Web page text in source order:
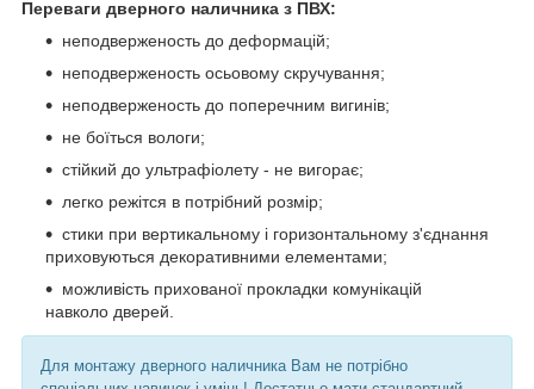
Переваги дверного наличника з ПВХ:
неподверженость до деформацій;
неподверженость осьовому скручування;
неподверженость до поперечним вигинів;
не боїться вологи;
стійкий до ультрафіолету - не вигорає;
легко режітся в потрібний розмір;
стики при вертикальному і горизонтальному з'єднання
приховуються декоративними елементами;
можливість прихованої прокладки комунікацій
навколо дверей.
Для монтажу дверного наличника Вам не потрібно